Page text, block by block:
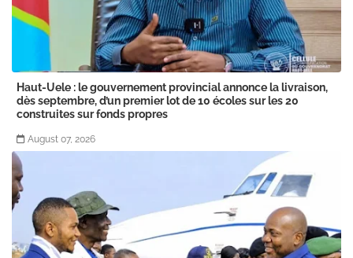
Haut-Uele : le gouvernement provincial annonce la livraison,
dès septembre, d’un premier lot de 10 écoles sur les 20
construites sur fonds propres
August 07, 2026